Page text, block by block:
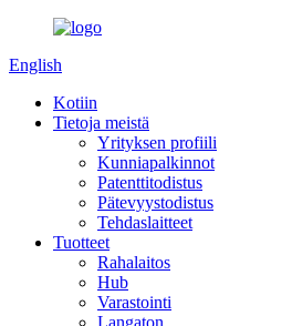
English
Kotiin
Tietoja meistä
Yrityksen profiili
Kunniapalkinnot
Patenttitodistus
Pätevyystodistus
Tehdaslaitteet
Tuotteet
Rahalaitos
Hub
Varastointi
Langaton